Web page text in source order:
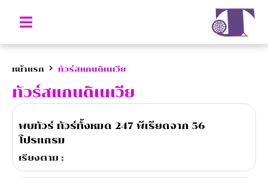
หน้าแรก ทัวร์สแกนดิเนเวีย
ทัวร์สแกนดิเนเวีย
พบทัวร์ ทัวร์ทั้งหมด 247 พีเรียดจาก 56
โปรแกรม
เรียงตาม :